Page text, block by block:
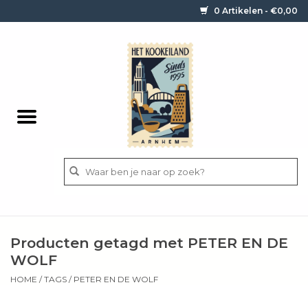
0 Artikelen - €0,00
Bestek
Producten getagd met PETER EN DE
WOLF
HOME /TAGS / PETER EN DE WOLF